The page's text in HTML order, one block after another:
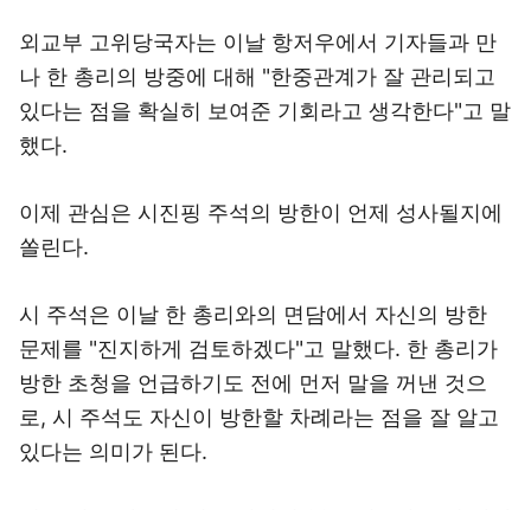
외교부 고위당국자는 이날 항저우에서 기자들과 만
나 한 총리의 방중에 대해 "한중관계가 잘 관리되고
있다는 점을 확실히 보여준 기회라고 생각한다"고 말
했다.
이제 관심은 시진핑 주석의 방한이 언제 성사될지에
쏠린다.
시 주석은 이날 한 총리와의 면담에서 자신의 방한
문제를 "진지하게 검토하겠다"고 말했다. 한 총리가
방한 초청을 언급하기도 전에 먼저 말을 꺼낸 것으
로, 시 주석도 자신이 방한할 차례라는 점을 잘 알고
있다는 의미가 된다.